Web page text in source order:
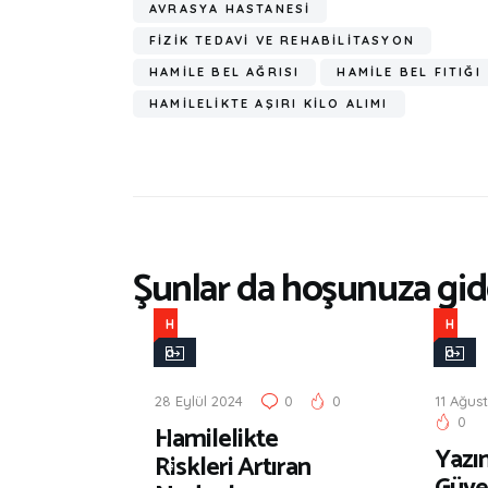
AVRASYA HASTANESI
FIZIK TEDAVI VE REHABILITASYON
HAMILE BEL AĞRISI HAMILE BEL FITIĞI
HAMILELIKTE AŞIRI KILO ALIMI
Şunlar da hoşunuza
H
a
i
l
e
28 Eylül 2024 0 0
Hamilelikte
Riskleri Artıran
H
a
e
11
0